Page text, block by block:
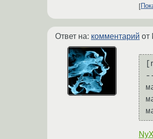
Ответ на: комментарий от